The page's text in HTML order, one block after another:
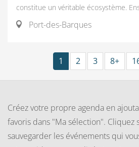
constitue un véritable écosystème.
Port-des-Barques
1 2 3 8+
Créez votre propre agenda en
favoris dans "Ma sélection". Cliquez
sauvegarder les événements qui